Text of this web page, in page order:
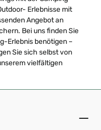
Erlebnisse mit
Angebot an
Bei uns finden Sie
Erlebnis benötigen –
Sie sich selbst von
vielfältigen